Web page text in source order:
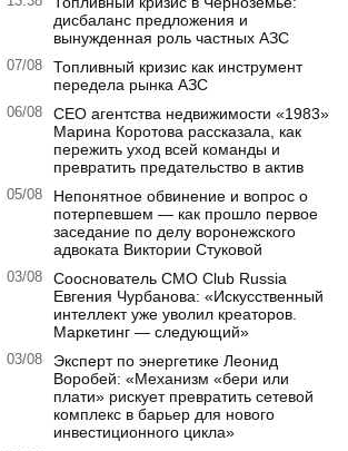
дисбаланс предложения и
вынужденная роль частных АЗС
07/08
Топливный кризис как инструмент
передела рынка АЗС
06/08
CEO агентства недвижимости «1983»
Марина Коротова рассказала, как
пережить уход всей команды и
превратить предательство в актив
05/08
Непонятное обвинение и вопрос о
потерпевшем — как прошло первое
заседание по делу воронежского
адвоката Виктории Стуковой
03/08
Сооснователь CMO Club Russia
Евгения Чурбанова: «Искусственный
интеллект уже уволил креаторов.
Маркетинг — следующий»
03/08
Эксперт по энергетике Леонид
Воробей: «Механизм «бери или
плати» рискует превратить сетевой
комплекс в барьер для нового
инвестиционного цикла»